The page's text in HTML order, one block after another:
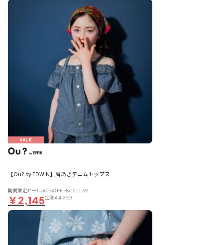
SALE
【Ou? by EDWIN】肩あきデニムトップス
期間限定セール50％OFF~8/12 11:59
￥2,145定価￥4,290